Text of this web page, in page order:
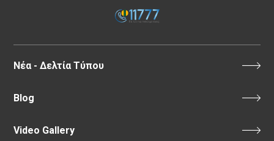
Νέα - Δελτία Τύπου
Blog
Video Gallery